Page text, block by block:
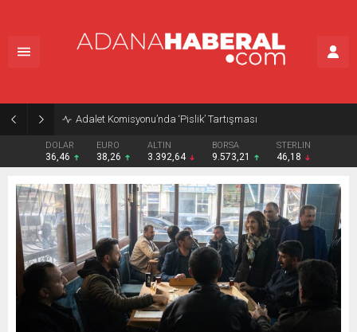
Adalet Komisyonu’nda ‘Pislik’ Tartışması
DOLAR
36,46
EURO
38,26
ALTIN
3.392,64
BORSA
9.573,21
STERLIN
46,18